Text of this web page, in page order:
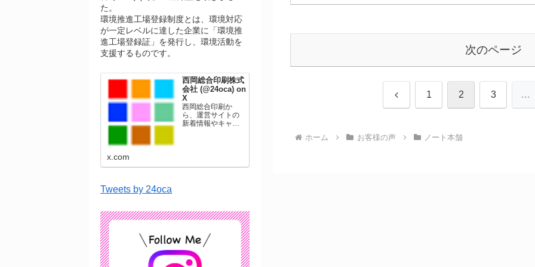
次のページ
前 1 2 3 …
ホーム お客様の声 ノート本舗
た。
環境推進工場登録制度とは、環境対応
が一定レベルに達した企業に「環境推
進工場登録証」を発行し、環境活動を
支援するものです。
西岡総合印刷株式
会社 (@24oca) on
X
西岡総合印刷か
ら、運営サイトの
新着情報やキャン
ています。
x.com
Tweets by 24oca